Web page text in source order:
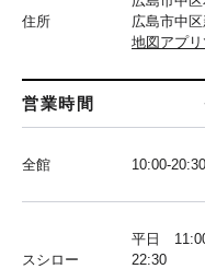
住所
広島市中区
地図アプ
営業時間
全館 10:00-20:30
スシロー
平日
22:30